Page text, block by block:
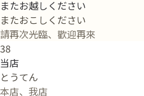
またお越しください
またおこしください
請再次光臨、歡迎再來
38
当店
とうてん
本店、我店